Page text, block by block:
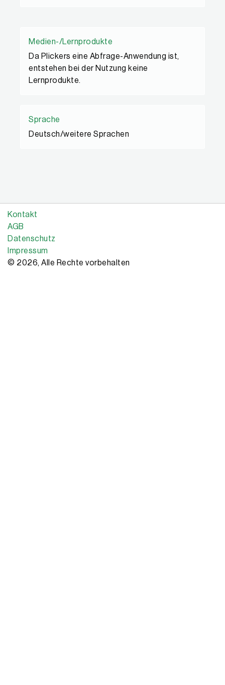
Medien-/Lernprodukte
Da Plickers eine Abfrage-Anwendung ist,
entstehen bei der Nutzung keine
Lernprodukte.
Sprache
Deutsch/weitere Sprachen
© 2026, Alle Rechte vorbehalten
Impressum
Datenschutz
AGB
Kontakt